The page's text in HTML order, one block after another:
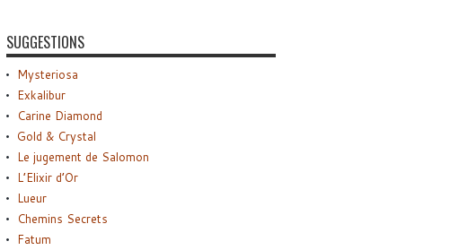
SUGGESTIONS
Mysteriosa
Exkalibur
Carine Diamond
Gold & Crystal
Le jugement de Salomon
L’Elixir d’Or
Lueur
Chemins Secrets
Fatum